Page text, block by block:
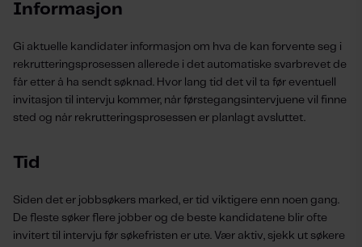
Informasjon
Gi aktuelle kandidater informasjon om hva de kan forvente seg i
rekrutteringsprosessen allerede i det automatiske svarbrevet de
får etter å ha sendt søknad. Hvor lang tid det vil ta før eventuell
invitasjon til intervju kommer, når førstegangsintervjuene vil finne
sted og når rekrutteringsprosessen er planlagt avsluttet.
Tid
Siden det er jobbsøkers marked, er tid viktigere enn noen gang.
De fleste søker flere jobber og de beste kandidatene blir ofte
invitert til intervju før søkefristen er ute. Vær aktiv, sjekk ut søkere